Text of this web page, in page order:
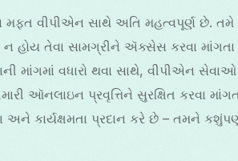
વીપીએન સાથે અતિ મહત્વપૂર્ણ છે. તમે
હોય તેવા સામગ્રીને ઍક્સેસ કરવા માંગતા
માંગમાં વધારો થવા સાથે, વીપીએન
ઑનલાઇન પ્રવૃત્તિને સુરક્ષિત કરવા
કાર્યક્ષમતા પ્રદાન કરે છે – તમને કશુંપણ